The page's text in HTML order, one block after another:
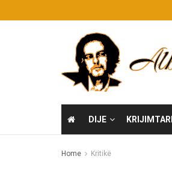
DIJE KRIJIMTARI
Home Kritikë